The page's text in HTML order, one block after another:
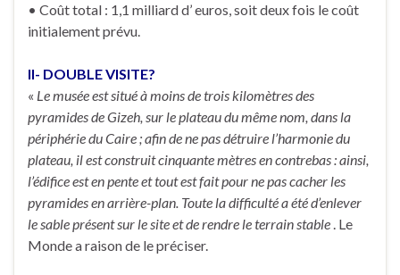
• Coût total : 1,1 milliard d’ euros, soit deux fois le coût
initialement prévu.
II- DOUBLE VISITE?
« Le musée est situé à moins de trois kilomètres des
pyramides de Gizeh, sur le plateau du même nom, dans la
périphérie du Caire ; afin de ne pas détruire l’harmonie du
plateau, il est construit cinquante mètres en contrebas : ainsi,
l’édifice est en pente et tout est fait pour ne pas cacher les
pyramides en arrière-plan. Toute la difficulté a été d’enlever
le sable présent sur le site et de rendre le terrain stable . Le
Monde a raison de le préciser.